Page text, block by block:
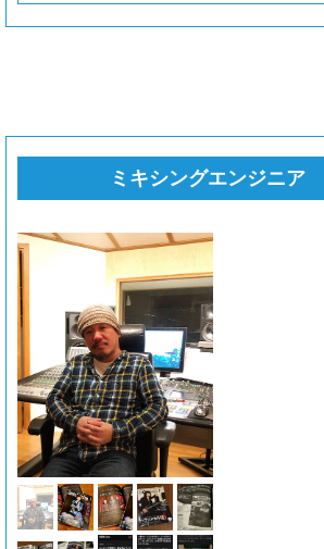
レコーディング ミックス マスタリング
ミキシングエンジニア